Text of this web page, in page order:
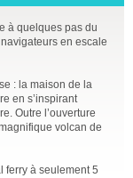
à quelques pas du
en escale
: la maison de la
en s’inspirant
Outre l’ouverture
volcan de
ferry à seulement 5